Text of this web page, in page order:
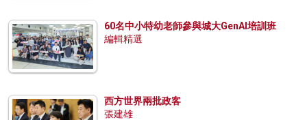
60名中小特幼老師參與城大GenAI培訓班
編輯精選
西方世界兩批政客
張建雄